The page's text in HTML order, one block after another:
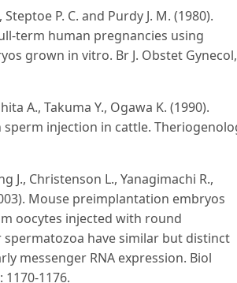
Steptoe P. C. and Purdy J. M. (1980).
human pregnancies using
grown in vitro. Br J. Obstet Gynecol,
A., Takuma Y., Ogawa K. (1990).
sperm injection in cattle.
J., Christenson L., Yanagimachi R.,
Mouse preimplantation embryos
oocytes injected with round
have similar but distinct
messenger RNA expression. Biol
1170-1176.